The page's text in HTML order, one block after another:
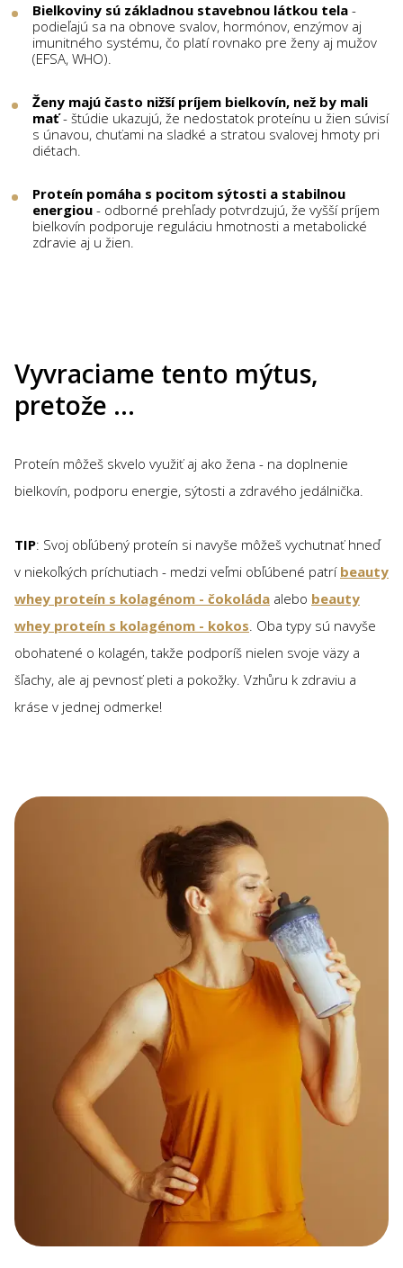
Bielkoviny sú základnou stavebnou látkou tela -
podieľajú sa na obnove svalov, hormónov, enzýmov aj
imunitného systému, čo platí rovnako pre ženy aj mužov
(EFSA, WHO).
Ženy majú často nižší príjem bielkovín, než by mali
mať- štúdie ukazujú, že nedostatok proteínu u žien súvisí
s únavou, chuťami na sladké a stratou svalovej hmoty pri
diétach.
Proteín pomáha s pocitom sýtosti a stabilnou
energiou - odborné prehľady potvrdzujú, že vyšší príjem
bielkovín podporuje reguláciu hmotnosti a metabolické
zdravie aj u žien.
Vyvraciame tento mýtus,
pretože …
Proteín môžeš skvelo využiť aj ako žena - na doplnenie
bielkovín, podporu energie, sýtosti a zdravého jedálnička.
TIP: Svoj obľúbený proteín si navyše môžeš vychutnať hneď
v niekoľkých príchutiach - medzi veľmi obľúbené patrí beauty
whey proteín s kolagénom - čokoláda alebo beauty
whey proteín s kolagénom - kokos. Oba typy sú navyše
obohatené o kolagén, takže podporíš nielen svoje väzy a
šľachy, ale aj pevnosť pleti a pokožky. Vzhůru k zdraviu a
kráse v jednej odmerke!